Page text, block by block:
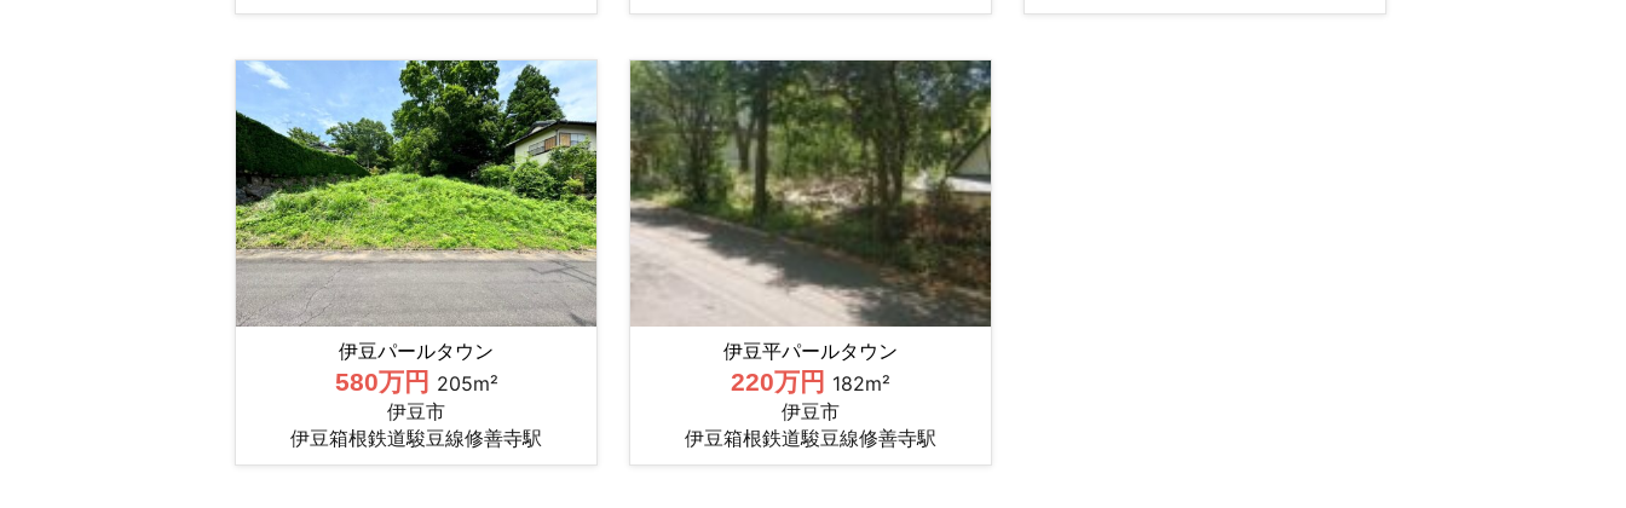
伊豆パールタウン
580万円 205m²
伊豆市
伊豆箱根鉄道駿豆線修善寺駅
伊豆平パールタウン
220万円 182m²
伊豆市
伊豆箱根鉄道駿豆線修善寺駅